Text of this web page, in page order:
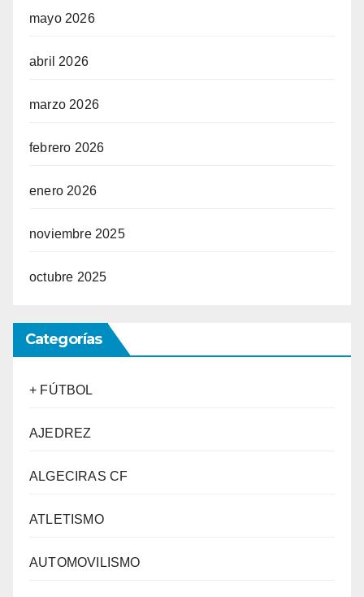
mayo 2026
abril 2026
marzo 2026
febrero 2026
enero 2026
noviembre 2025
octubre 2025
Categorías
+ FÚTBOL
AJEDREZ
ALGECIRAS CF
ATLETISMO
AUTOMOVILISMO